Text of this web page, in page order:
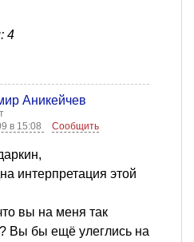
4
Аникейчев
в 15:08
Сообщить
интерпретация этой
вы на меня так
Вы бы ещё улеглись на